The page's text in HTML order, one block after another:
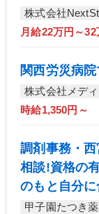
株式会社
月給22万円～32
関西労災病
株式会社メデ
時給1,350円～
調剤事務・
相談!資格の
のもと自分
甲子園たつき